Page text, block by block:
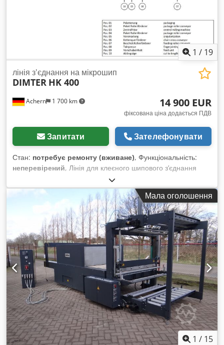
1 / 19
Achern 1 700 km
лінія з'єднання на мікрошип
DIMTER HK 400
14 900 EUR
фіксована ціна додається ПДВ
Запитати Зателефонувати
Стан: потребує ремонту (вживане), Функціональність:
неперевірений, Лінія для клеєного шипового з’єднання
пакетів деревини dimter HK 400 лінія для клеєного
шипового з’єднання Crjdpsvi Hw Nofx Ahyof Вхідні довжини:
800–6 000 мм Висота фрезерування: 285 мм, опціонально
300 мм Колір: синій Складається з: Поз. 01 Упакування Поз.
02 Пакетний роликовий конвеєр Поз. 03 Центральний
фрезерний верстат Поз. 04 Пакетний роликовий конвеєр
Поз. 05 Розділення пакетів Поз. 06 Ланцюговий поперечний
транспортер Поз. 07 Рулонний конвеєр для подачі Поз. 08
Тakt-прес Поз. 09 Подаюча секція Поз. 10 Торцювальна
пила У комплекті з електрошкафами та панелями
керування Установка потребує ремонту та продається в
наявному стані. Вже демонтована і зберігається в Ахерні.
Уся технічна документація наявна. З усіх питань та
технічної інформації щодо установки ми завжди готові
допомогти. Під час ремонту та монтажу ми надамо вам
консультаційну підтримку.
Мала оголошення
1 / 15